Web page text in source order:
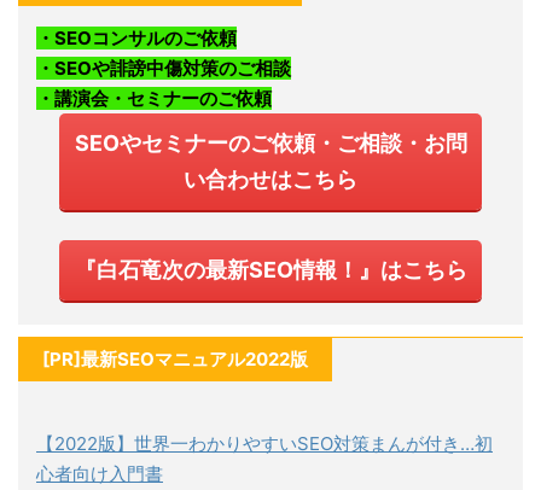
・SEOコンサルのご依頼
・SEOや誹謗中傷対策のご相談
・講演会・セミナーのご依頼
SEOやセミナーのご依頼・ご相談・お問
い合わせはこちら
『白石竜次の最新SEO情報！』はこちら
[PR]最新SEOマニュアル2022版
【2022版】世界一わかりやすいSEO対策まんが付き…初
心者向け入門書